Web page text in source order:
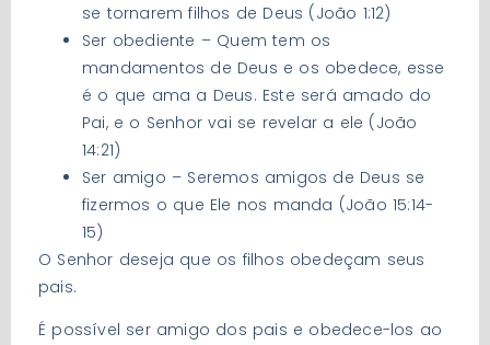
se tornarem filhos de Deus (João 1:12)
Ser obediente – Quem tem os
mandamentos de Deus e os obedece, esse
é o que ama a Deus. Este será amado do
Pai, e o Senhor vai se revelar a ele (João
14:21)
Ser amigo – Seremos amigos de Deus se
fizermos o que Ele nos manda (João 15:14-
15)
O Senhor deseja que os filhos obedeçam seus
pais.
É possível ser amigo dos pais e obedece-los ao